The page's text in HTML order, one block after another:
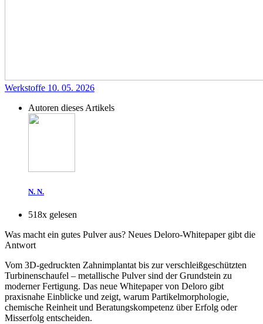
Werkstoffe 10. 05. 2026
Autoren dieses Artikels
N. N.
518x gelesen
Was macht ein gutes Pulver aus? Neues Deloro-Whitepaper gibt die
Antwort
Vom 3D-gedruckten Zahnimplantat bis zur verschleißgeschützten
Turbinenschaufel – metallische Pulver sind der Grundstein zu
moderner Fertigung. Das neue Whitepaper von Deloro gibt
praxisnahe Einblicke und zeigt, warum Partikelmorphologie,
chemische Reinheit und Beratungskompetenz über Erfolg oder
Misserfolg entscheiden.